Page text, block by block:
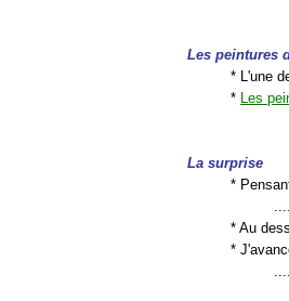
Les peintures
* L'une
* Les
La surprise
*
* Au
*